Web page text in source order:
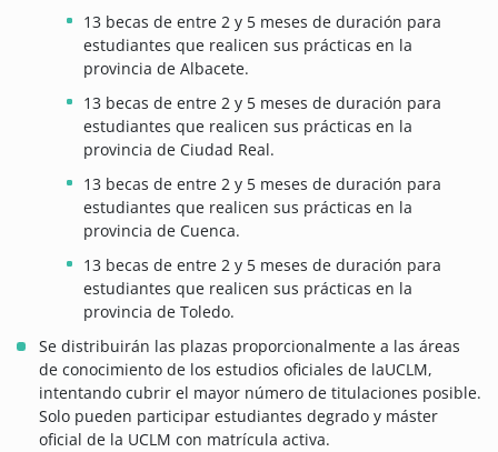
13 becas de entre 2 y 5 meses de duración para
estudiantes que realicen sus prácticas en la
provincia de Albacete.
13 becas de entre 2 y 5 meses de duración para
estudiantes que realicen sus prácticas en la
provincia de Ciudad Real.
13 becas de entre 2 y 5 meses de duración para
estudiantes que realicen sus prácticas en la
provincia de Cuenca.
13 becas de entre 2 y 5 meses de duración para
estudiantes que realicen sus prácticas en la
provincia de Toledo.
Se distribuirán las plazas proporcionalmente a las áreas
de conocimiento de los estudios oficiales de laUCLM,
intentando cubrir el mayor número de titulaciones posible.
Solo pueden participar estudiantes degrado y máster
oficial de la UCLM con matrícula activa.